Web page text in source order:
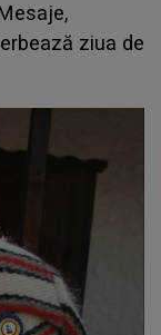
ziua de